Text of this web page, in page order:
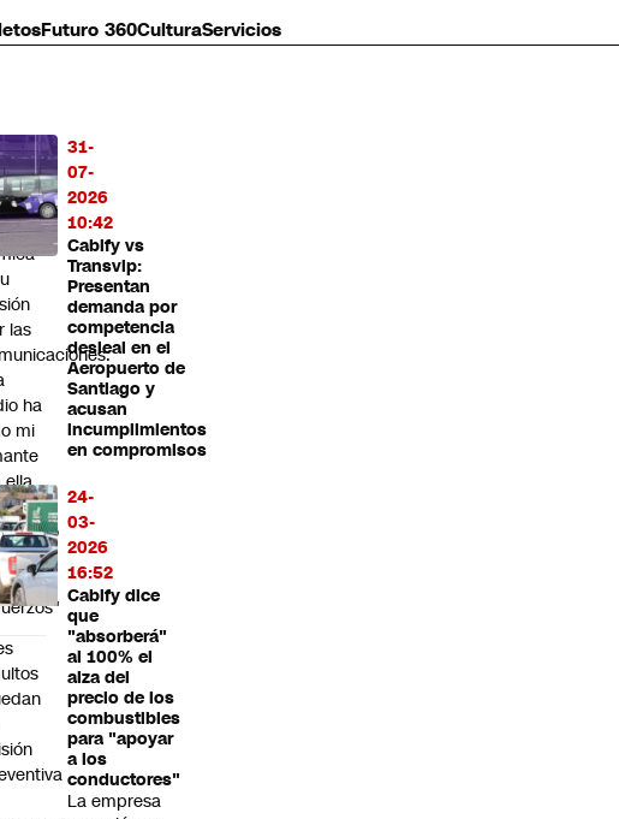
Futuro 360CulturaServicios
31-
07-
2026
10:42
Cabify vs
Transvip:
Presentan
demanda por
competencia
desleal en el
Aeropuerto de
Santiago y
acusan
incumplimientos
en compromisos
24-
03-
2026
16:52
Cabify dice
que
"absorberá"
al 100% el
alza del
precio de los
combustibles
para "apoyar
a los
conductores"
La empresa
las
ha
mi
ella